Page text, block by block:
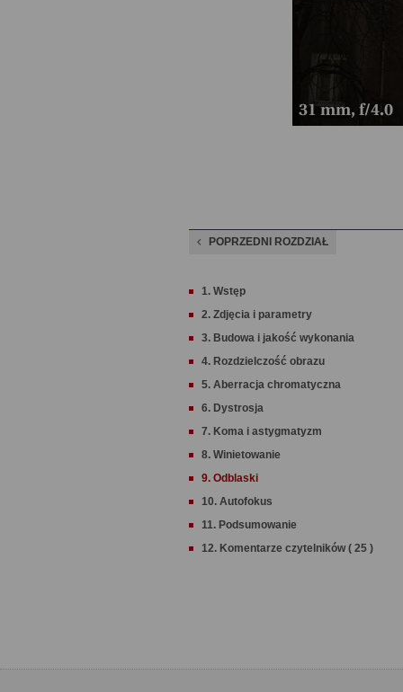
POPRZEDNI ROZDZIAŁ
1. Wstęp
2. Zdjęcia i parametry
3. Budowa i jakość wykonania
4. Rozdzielczość obrazu
5. Aberracja chromatyczna
6. Dystrosja
7. Koma i astygmatyzm
8. Winietowanie
9. Odblaski
10. Autofokus
11. Podsumowanie
12. Komentarze czytelników ( 25 )